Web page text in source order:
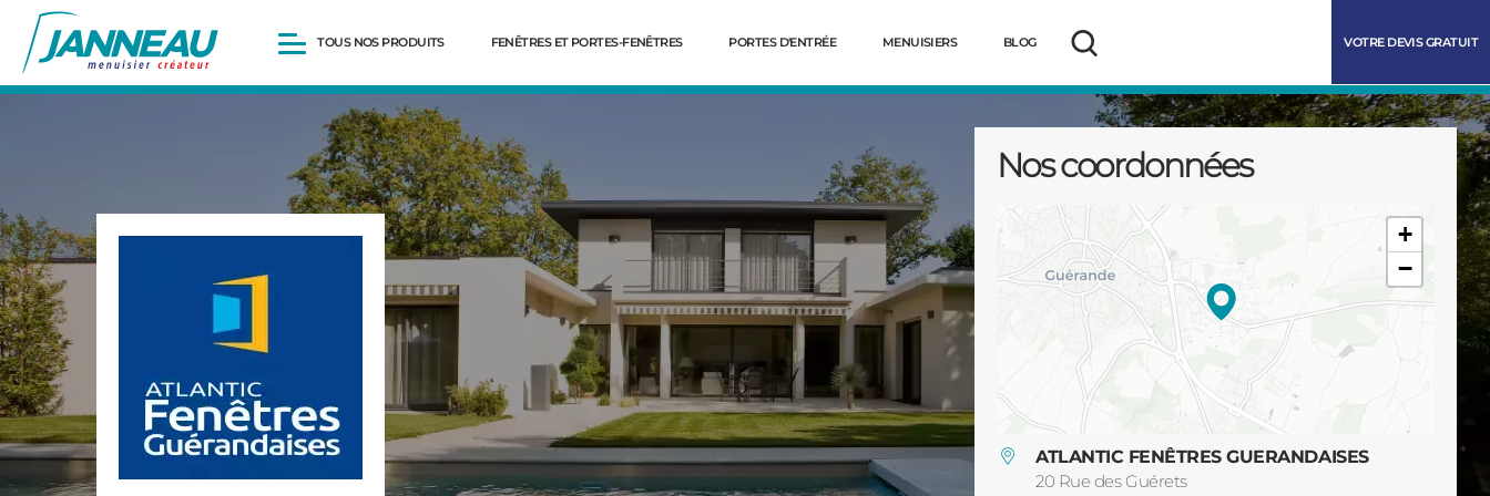
TOUS NOS PRODUITS
Pergolas
Portails et portillons
Carports
Clôtures
FENÊTRES ET PORTES-FENÊTRES PORTES D'ENTRÉE MENUISIERS BLOG
Rechercher
VOTRE DEVIS GRATUIT
Nos coordonnées
+
−
ATLANTIC FENÊTRES GUERANDAISES
20 Rue des Guérets